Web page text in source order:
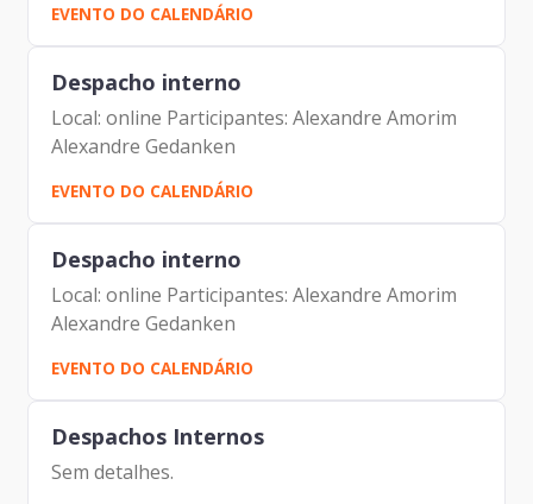
EVENTO DO CALENDÁRIO
Despacho interno
Local: online Participantes: Alexandre Amorim
Alexandre Gedanken
EVENTO DO CALENDÁRIO
Despacho interno
Local: online Participantes: Alexandre Amorim
Alexandre Gedanken
EVENTO DO CALENDÁRIO
Despachos Internos
Sem detalhes.